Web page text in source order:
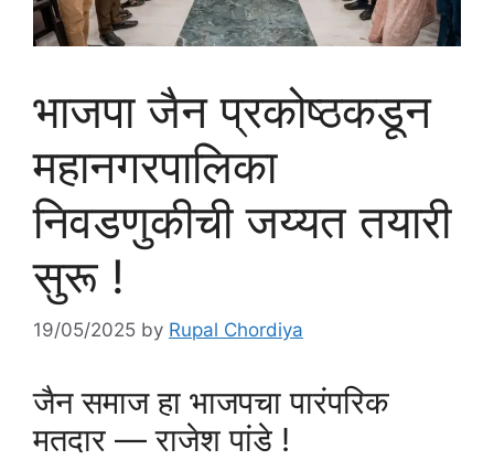
भाजपा जैन प्रकोष्ठकडून
महानगरपालिका
निवडणुकीची जय्यत तयारी
सुरू !
19/05/2025 by Rupal Chordiya
जैन समाज हा भाजपचा पारंपरिक
मतदार — राजेश पांडे !